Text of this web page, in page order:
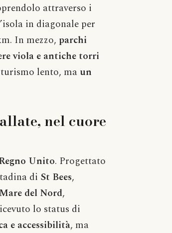
attraverso i
in diagonale per
In mezzo, parchi
viola e antiche torri
lento, ma un
nel cuore
Unito. Progettato
di St Bees,
Mare del Nord,
lo status di
e accessibilità, ma